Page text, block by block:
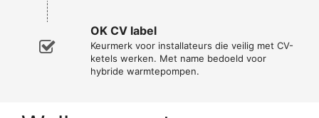
OK CV label
Keurmerk voor installateurs die veilig met CV-
ketels werken. Met name bedoeld voor
hybride warmtepompen.